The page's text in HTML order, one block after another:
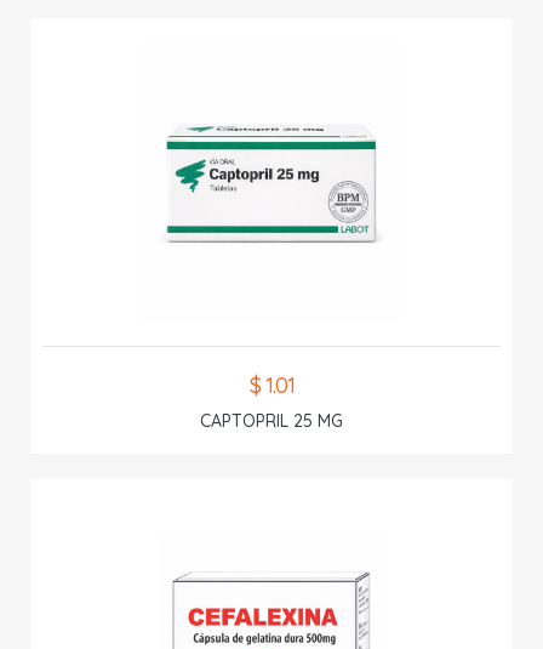
$ 1.01
CAPTOPRIL 25 MG